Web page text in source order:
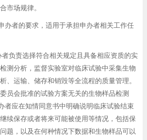
市场规律。
者的要求，适用于承担申办者相关工作任
责选择符合相关规定且具备相应资质的实
测分析，监督实验室对临床试验中采集生物
、运输、储存和销毁等全流程的质量管理。
员会批准的试验方案无关的生物样品检测
者应在知情同意书中明确说明临床试验结束
续保存或者将来可能被使用等情况，包括保
题，以及在何种情况下数据和生物样品可以